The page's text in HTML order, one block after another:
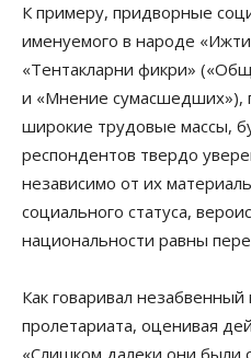
К примеру, придворные
именуемого в народе
«Тентакларни фикри»
и «Мнение сумасшедших»),
широкие трудовые массы,
респондентов твердо
независимо от их
социального статуса,
национальности равны
Как говаривал
пролетариата, оценивая